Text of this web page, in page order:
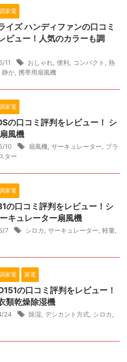
家電
イズ ハンディファンの口コミ
ビュー！人気のカラーも調
11 おしゃれ 便利 コンパクト
熱
静か 携帯用扇風機
家電
の口コミ評判をレビュー！ シ
風機
10 扇風機 サーキュレーター
プラ
ター
家電
の口コミ評判をレビュー！シ
キュレーター扇風機
7 シロカ サーキュレーター 軽量
家電 家電
の口コミ評判をレビュー！
類乾燥除湿機
24 除湿 デシカント方式 シロカ